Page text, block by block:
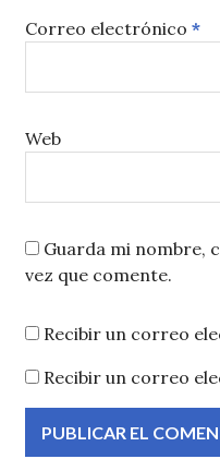
Correo electrónico *
Web
Guarda mi nombre,
vez que comente.
Recibir un correo
Recibir un correo